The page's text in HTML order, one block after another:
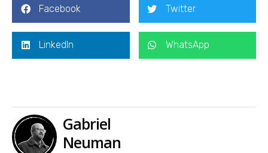
Facebook Twitter
LinkedIn WhatsApp
Gabriel
Neuman